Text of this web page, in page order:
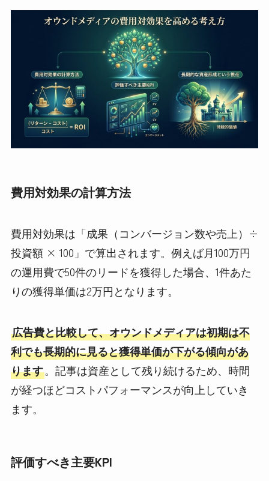
費用対効果の計算方法
費用対効果は「成果（コンバージョン数や売上）÷
投資額 × 100」で算出されます。例えば月100万円
の運用費で50件のリードを獲得した場合、1件あた
りの獲得単価は2万円となります。
広告費と比較して、オウンドメディアは初期は不
利でも長期的に見ると獲得単価が下がる傾向があ
ります。記事は資産として残り続けるため、時間
が経つほどコストパフォーマンスが向上していき
ます。
評価すべき主要KPI